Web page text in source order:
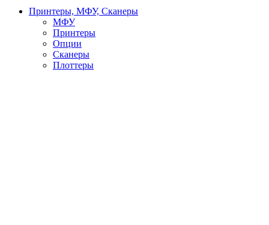
Принтеры, МФУ, Сканеры
МФУ
Принтеры
Опции
Сканеры
Плоттеры